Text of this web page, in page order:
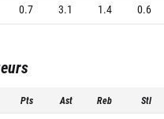
0.7 3.1 1.4 0.6
Pts Ast Reb Stl